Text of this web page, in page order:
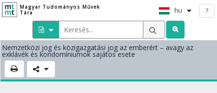
Magyar Tudományos Művek
Tára
hu ?
Nemzetközi jog és közigazgatási jog az emberért – avagy az
exklávék és kondomíniumok sajátos esete